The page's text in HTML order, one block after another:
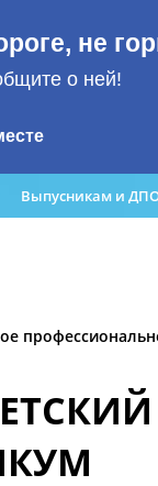
не
о ней!
Выпусникам и